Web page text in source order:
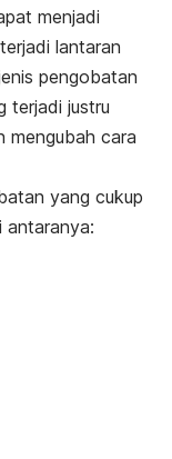
menjadi
lantaran
pengobatan
terjadi justru
mengubah cara
yang cukup
antaranya: